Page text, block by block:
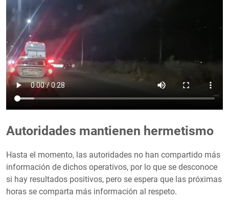
Autoridades mantienen hermetismo
Hasta el momento, las autoridades no han compartido más
información de dichos operativos, por lo que se desconoce
si hay resultados positivos, pero se espera que las próximas
horas se comparta más información al respeto.